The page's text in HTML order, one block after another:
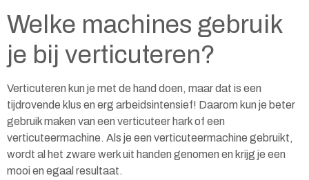
Welke machines gebruik
je bij verticuteren?
Verticuteren kun je met de hand doen, maar dat is een
tijdrovende klus en erg arbeidsintensief! Daarom kun je beter
gebruik maken van een verticuteer hark of een
verticuteermachine. Als je een verticuteermachine gebruikt,
wordt al het zware werk uit handen genomen en krijg je een
mooi en egaal resultaat.